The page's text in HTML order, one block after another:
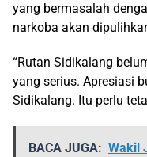
yang bermasalah
narkoba akan
“Rutan Sidikalang
yang serius. Apresiasi
Sidikalang. Itu perlu
BACA JUGA: Wakil